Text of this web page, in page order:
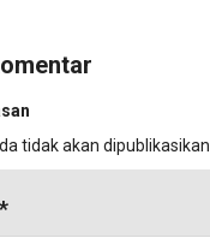
tidak akan dipublikasikan.
*